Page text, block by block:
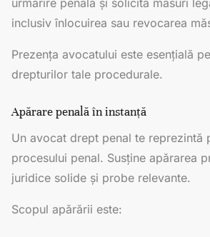
urmărire penală și solicită măsuri
inclusiv înlocuirea sau revocarea
Prezența avocatului este esențială
drepturilor tale procedurale.
Apărare penală în instanță
Un avocat drept penal te reprezintă
procesului penal. Susține apărarea
juridice solide și probe relevante.
Scopul apărării este: